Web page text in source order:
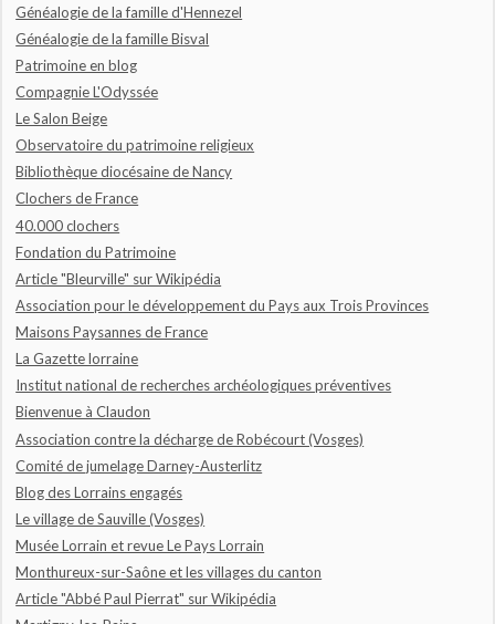
Généalogie de la famille d'Hennezel
Généalogie de la famille Bisval
Patrimoine en blog
Compagnie L'Odyssée
Le Salon Beige
Observatoire du patrimoine religieux
Bibliothèque diocésaine de Nancy
Clochers de France
40.000 clochers
Fondation du Patrimoine
Article "Bleurville" sur Wikipédia
Association pour le développement du Pays aux Trois Provinces
Maisons Paysannes de France
La Gazette lorraine
Institut national de recherches archéologiques préventives
Bienvenue à Claudon
Association contre la décharge de Robécourt (Vosges)
Comité de jumelage Darney-Austerlitz
Blog des Lorrains engagés
Le village de Sauville (Vosges)
Musée Lorrain et revue Le Pays Lorrain
Monthureux-sur-Saône et les villages du canton
Article "Abbé Paul Pierrat" sur Wikipédia